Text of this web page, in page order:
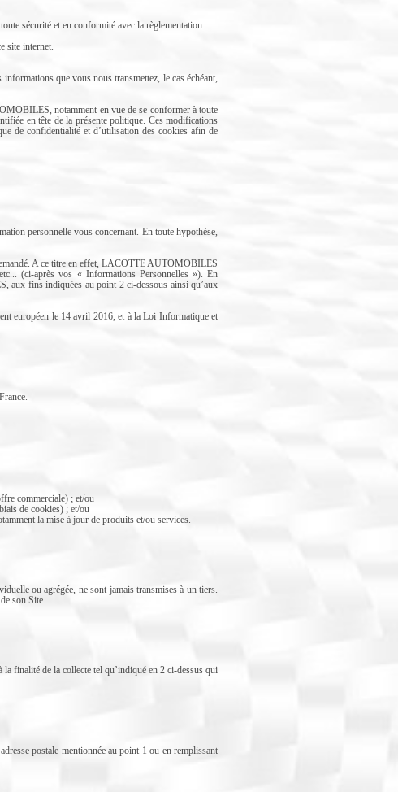
sécurité et en conformité avec la règlementation.
site internet.
que vous nous transmettez, le cas échéant,
notamment en vue de se conformer à toute
en tête de la présente politique. Ces modifications
de confidentialité et d’utilisation des cookies afin de
personnelle vous concernant. En toute hypothèse,
A ce titre en effet, LACOTTE AUTOMOBILES
(ci-après vos « Informations Personnelles »). En
aux fins indiquées au point 2 ci-dessous ainsi qu’aux
européen le 14 avril 2016, et à la Loi Informatique et
commerciale) ; et/ou
de cookies) ; et/ou
la mise à jour de produits et/ou services.
ou agrégée, ne sont jamais transmises à un tiers.
son Site.
finalité de la collecte tel qu’indiqué en 2 ci-dessus qui
postale mentionnée au point 1 ou en remplissant